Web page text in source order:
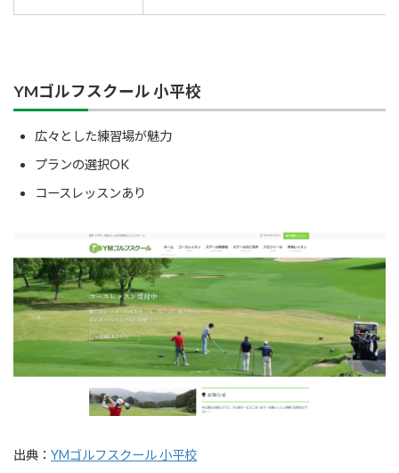
YMゴルフスクール 小平校
広々とした練習場が魅力
プランの選択OK
コースレッスンあり
出典： YMゴルフスクール 小平校